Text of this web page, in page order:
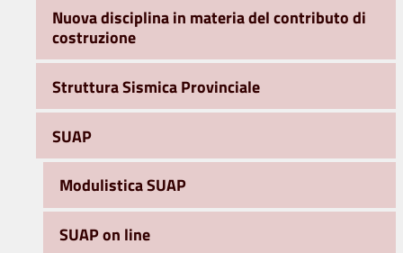
Nuova disciplina in materia del contributo di
costruzione
Struttura Sismica Provinciale
SUAP
Modulistica SUAP
SUAP on line